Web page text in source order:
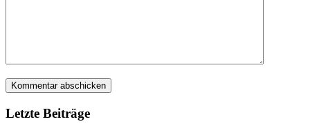
Letzte Beiträge